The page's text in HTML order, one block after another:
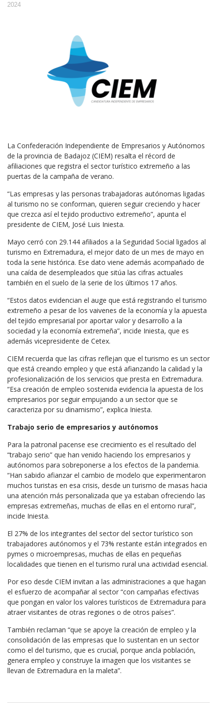
2024
La Confederación Independiente de Empresarios y Autónomos
de la provincia de Badajoz (CIEM) resalta el récord de
afiliaciones que registra el sector turístico extremeño a las
puertas de la campaña de verano.
“Las empresas y las personas trabajadoras autónomas ligadas
al turismo no se conforman, quieren seguir creciendo y hacer
que crezca así el tejido productivo extremeño”, apunta el
presidente de CIEM, José Luis Iniesta.
Mayo cerró con 29.144 afiliados a la Seguridad Social ligados al
turismo en Extremadura, el mejor dato de un mes de mayo en
toda la serie histórica. Ese dato viene además acompañado de
una caída de desempleados que sitúa las cifras actuales
también en el suelo de la serie de los últimos 17 años.
“Estos datos evidencian el auge que está registrando el turismo
extremeño a pesar de los vaivenes de la economía y la apuesta
del tejido empresarial por aportar valor y desarrollo a la
sociedad y la economía extremeña”, incide Iniesta, que es
además vicepresidente de Cetex.
CIEM recuerda que las cifras reflejan que el turismo es un sector
que está creando empleo y que está afianzando la calidad y la
profesionalización de los servicios que presta en Extremadura.
“Esa creación de empleo sostenida evidencia la apuesta de los
empresarios por seguir empujando a un sector que se
caracteriza por su dinamismo”, explica Iniesta.
Trabajo serio de empresarios y autónomos
Para la patronal pacense ese crecimiento es el resultado del
“trabajo serio” que han venido haciendo los empresarios y
autónomos para sobreponerse a los efectos de la pandemia.
“Han sabido afianzar el cambio de modelo que experimentaron
muchos turistas en esa crisis, desde un turismo de masas hacia
una atención más personalizada que ya estaban ofreciendo las
empresas extremeñas, muchas de ellas en el entorno rural”,
incide Iniesta.
El 27% de los integrantes del sector del sector turístico son
trabajadores autónomos y el 73% restante están integrados en
pymes o microempresas, muchas de ellas en pequeñas
localidades que tienen en el turismo rural una actividad esencial.
Por eso desde CIEM invitan a las administraciones a que hagan
el esfuerzo de acompañar al sector “con campañas efectivas
que pongan en valor los valores turísticos de Extremadura para
atraer visitantes de otras regiones o de otros países”.
También reclaman “que se apoye la creación de empleo y la
consolidación de las empresas que lo sustentan en un sector
como el del turismo, que es crucial, porque ancla población,
genera empleo y construye la imagen que los visitantes se
llevan de Extremadura en la maleta”.